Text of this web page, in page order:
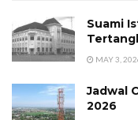
Suami
MAY 3,
Jadwal
2026